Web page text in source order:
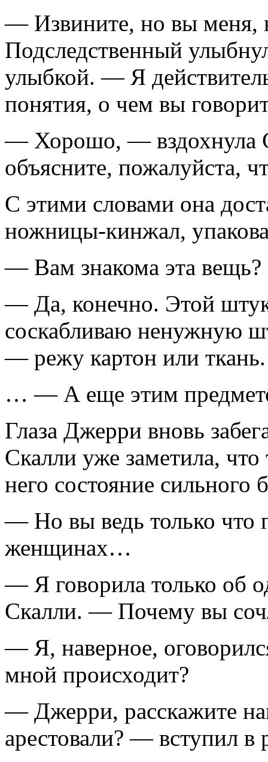
— Извините, но вы меня,
Подследственный
улыбкой. — Я
понятия, о чем вы
— Хорошо, — вздохнула
объясните, пожалуйста,
С этими словами она
ножницы-кинжал,
— Вам знакома эта вещь?
— Да, конечно. Этой
соскабливаю ненужную
— режу картон или ткань.
… — А еще этим
Глаза Джерри вновь
Скалли уже заметила, что
него состояние сильного
— Но вы ведь только что
женщинах…
— Я говорила только об
Скалли. — Почему вы
— Я, наверное,
мной происходит?
— Джерри, расскажите
арестовали? — вступил в